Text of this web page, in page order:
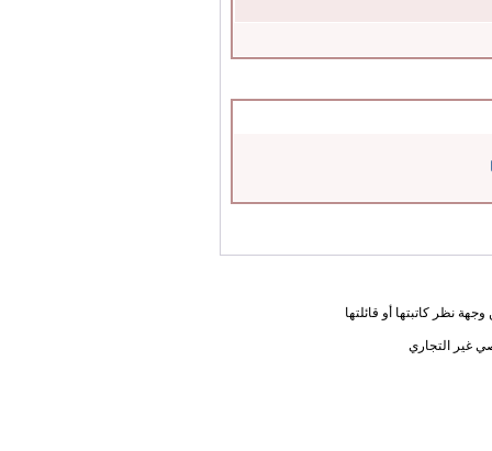
نظر كاتبتها أو قائلتها
غير التجاري